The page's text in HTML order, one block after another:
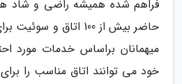
فراهم شده همیشه راضی و شاد
حاضر بیش از 100 اتاق
میهمانان براساس خدمات مورد
خود می توانند اتاق مناسب را